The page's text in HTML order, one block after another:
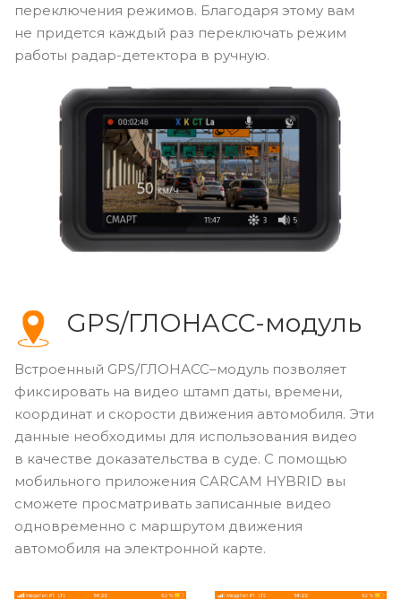
переключения режимов. Благодаря этому вам
не придется каждый раз переключать режим
работы радар-детектора в ручную.
GPS/ГЛОНАСС-модуль
Встроенный GPS/ГЛОНАСС–модуль позволяет
фиксировать на видео штамп даты, времени,
координат и скорости движения автомобиля. Эти
данные необходимы для использования видео
в качестве доказательства в суде. С помощью
мобильного приложения CARCAM HYBRID вы
сможете просматривать записанные видео
одновременно с маршрутом движения
автомобиля на электронной карте.